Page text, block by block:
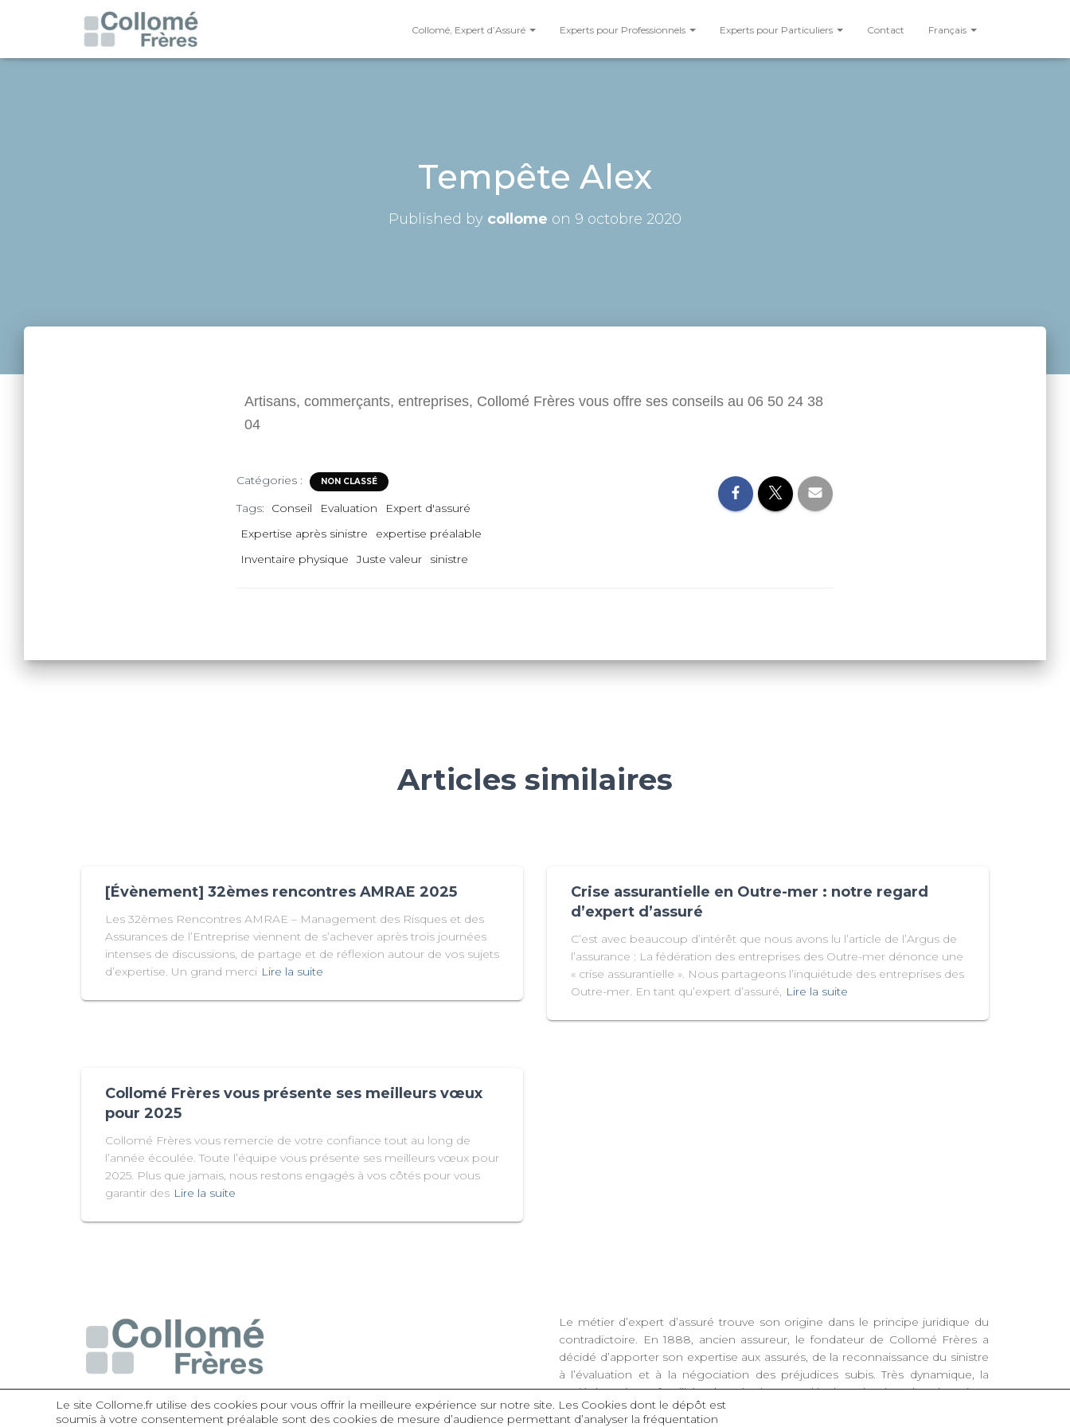
Collomé, Expert d’Assuré Experts pour Professionnels Experts pour Particuliers Contact Français
Tempête Alex
Published by collome on 9 octobre 2020
Artisans, commerçants, entreprises, Collomé Frères vous offre ses conseils au 06 50 24 38
04
Catégories : NON CLASSÉ
Tags: Conseil Evaluation
Expert d'assuré
Expertise après sinistre
expertise préalable
Inventaire physique
Juste valeur sinistre
Articles similaires
[Évènement] 32èmes rencontres AMRAE 2025
Les 32èmes Rencontres AMRAE – Management des Risques et des
Assurances de l’Entreprise viennent de s’achever après trois journées
intenses de discussions, de partage et de réflexion autour de vos sujets
d’expertise. Un grand merci Lire la suite
Crise assurantielle en Outre-mer : notre regard
d’expert d’assuré
C’est avec beaucoup d’intérêt que nous avons lu l’article de l’Argus de
l’assurance : La fédération des entreprises des Outre-mer dénonce une
« crise assurantielle ». Nous partageons l’inquiétude des entreprises des
Outre-mer. En tant qu’expert d’assuré, Lire la suite
Collomé Frères vous présente ses meilleurs vœux
pour 2025
Collomé Frères vous remercie de votre confiance tout au long de
l’année écoulée. Toute l’équipe vous présente ses meilleurs vœux pour
2025. Plus que jamais, nous restons engagés à vos côtés pour vous
garantir des Lire la suite
Le métier d’expert d’assuré trouve son origine dans le principe juridique du
contradictoire. En 1888, ancien assureur, le fondateur de Collomé Frères a
décidé d’apporter son expertise aux assurés, de la reconnaissance du sinistre
à l’évaluation et à la négociation des préjudices subis. Très dynamique, la
société toujours familiale s’est également développée dans les domaines
des estimations préalables de capitaux d’assurance, des inventaires d’actifs et
Le site Collome.fr utilise des cookies pour vous offrir la meilleure expérience sur notre site. Les Cookies dont le dépôt est
soumis à votre consentement préalable sont des cookies de mesure d’audience permettant d’analyser la fréquentation